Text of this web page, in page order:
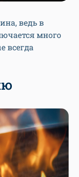
ведь в
много
всегда